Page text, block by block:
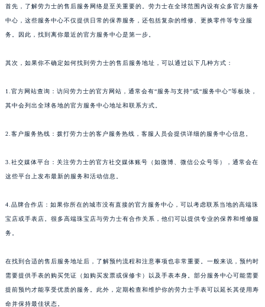
首先，了解劳力士的售后服务网络是至关重要的。劳力士在全球范围内设有众多官方服务
中心，这些服务中心不仅提供日常的保养服务，还包括复杂的维修、更换零件等专业服
务。因此，找到离你最近的官方服务中心是第一步。
其次，如果你不确定如何找到劳力士的售后服务地址，可以通过以下几种方式：
1.官方网站查询：访问劳力士的官方网站，通常会有“服务与支持”或“服务中心”等板块，
其中会列出全球各地的官方服务中心地址和联系方式。
2.客户服务热线：拨打劳力士的客户服务热线，客服人员会提供详细的服务中心信息。
3.社交媒体平台：关注劳力士的官方社交媒体账号（如微博、微信公众号等），通常会在
这些平台上发布最新的服务和活动信息。
4.品牌合作店：如果你所在的城市没有直接的官方服务中心，可以考虑联系当地的高端珠
宝店或手表店。很多高端珠宝店与劳力士有合作关系，他们可以提供专业的保养和维修服
务。
在找到合适的售后服务地址后，了解预约流程和注意事项也非常重要。一般来说，预约时
需要提供手表的购买凭证（如购买发票或保修卡）以及手表本身。部分服务中心可能需要
提前预约才能享受优质的服务。此外，定期检查和维护你的劳力士手表可以延长其使用寿
命并保持最佳状态。